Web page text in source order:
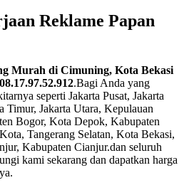
Reklame Papan
Murah di Cimuning, Kota Bekasi
.Bagi Anda yang
seperti Jakarta Pusat, Jakarta
Timur, Jakarta Utara, Kepulauan
Bogor, Kota Depok, Kabupaten
Tangerang Selatan, Kota Bekasi,
Kabupaten Cianjur.dan seluruh
kami sekarang dan dapatkan harga